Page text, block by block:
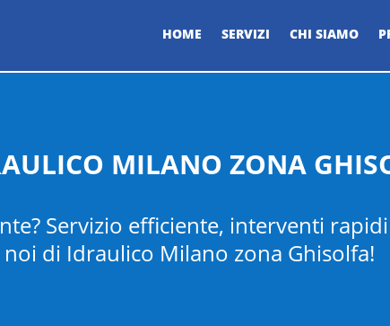
HOME SERVIZI CHI SIAMO
MILANO ZONA
Servizio efficiente, interventi
di Idraulico Milano zona Ghisolfa!